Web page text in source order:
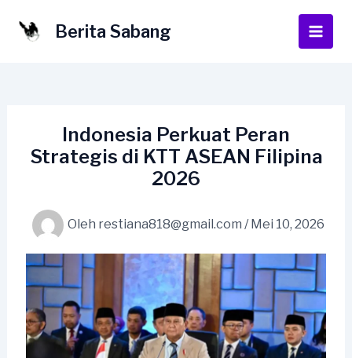
Berita Sabang
Main
Indonesia Perkuat Peran
Strategis di KTT ASEAN Filipina
2026
Oleh restiana818@gmail.com / Mei 10, 2026